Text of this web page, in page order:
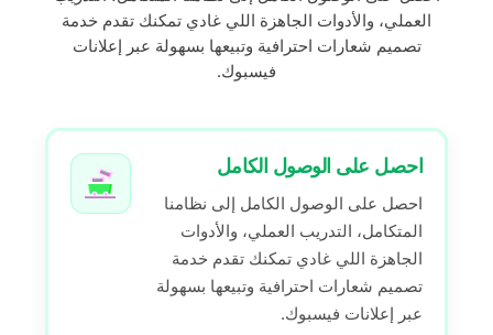
العملي، والأدوات الجاهزة اللي غادي تمكنك تقدم خدمة
تصميم شعارات احترافية وتبيعها بسهولة عبر إعلانات
فيسبوك.
احصل على الوصول الكامل
احصل على الوصول الكامل إلى نظامنا
المتكامل، التدريب العملي، والأدوات
الجاهزة اللي غادي تمكنك تقدم خدمة
تصميم شعارات احترافية وتبيعها بسهولة
عبر إعلانات فيسبوك.